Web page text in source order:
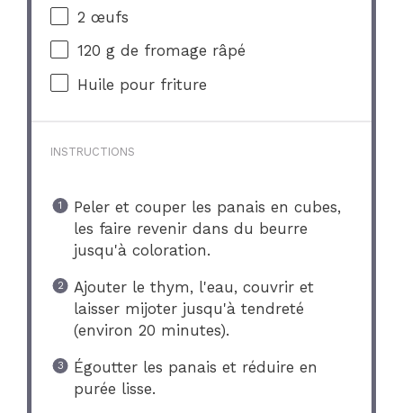
2 œufs
120 g de fromage râpé
Huile pour friture
INSTRUCTIONS
Peler et couper les panais en cubes,
les faire revenir dans du beurre
jusqu'à coloration.
Ajouter le thym, l'eau, couvrir et
laisser mijoter jusqu'à tendreté
(environ 20 minutes).
Égoutter les panais et réduire en
purée lisse.